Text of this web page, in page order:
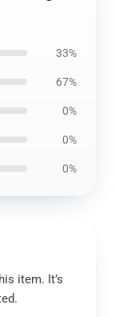
33%
67%
0%
0%
0%
item. It’s